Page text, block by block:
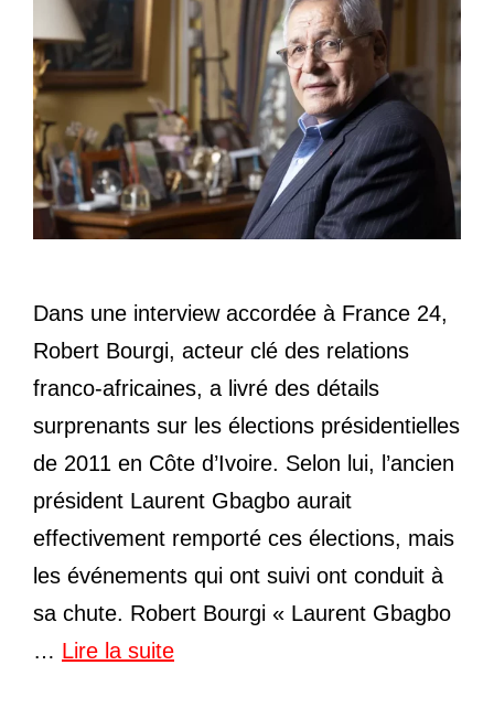
Dans une interview accordée à France 24,
Robert Bourgi, acteur clé des relations
franco-africaines, a livré des détails
surprenants sur les élections présidentielles
de 2011 en Côte d’Ivoire. Selon lui, l’ancien
président Laurent Gbagbo aurait
effectivement remporté ces élections, mais
les événements qui ont suivi ont conduit à
sa chute. Robert Bourgi « Laurent Gbagbo
… Lire la suite